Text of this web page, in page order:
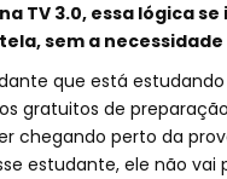
TV 3.0, essa lógica
sem a
que está
gratuitos de
chegando perto da
estudante, ele não